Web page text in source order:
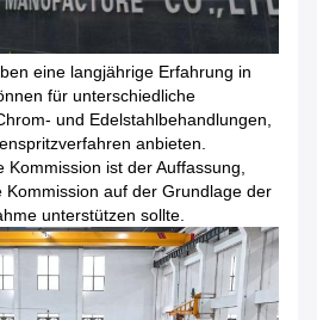
eine langjährige Erfahrung in
für unterschiedliche
und Edelstahlbehandlungen,
anbieten.
Kommission ist der Auffassung,
auf der Grundlage der
unterstützen sollte.